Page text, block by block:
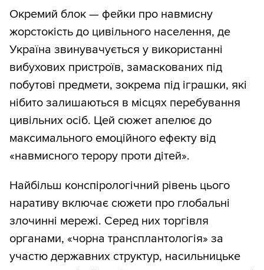
Окремий блок — фейки про навмисну
жорстокість до цивільного населення, де
Україна звинувачується у використанні
вибухових пристроїв, замаскованих під
побутові предмети, зокрема під іграшки, які
нібито залишаються в місцях перебування
цивільних осіб. Цей сюжет апелює до
максимального емоційного ефекту від
«навмисного терору проти дітей».
Найбільш конспірологічний рівень цього
наративу включає сюжети про глобальні
злочинні мережі. Серед них торгівля
органами, «чорна трансплантологія» за
участю державних структур, насильницьке